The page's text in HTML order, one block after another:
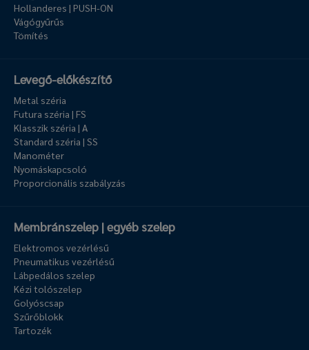
Hollanderes | PUSH-ON
Vágógyűrűs
Tömítés
Levegő-előkészítő
Metal széria
Futura széria | FS
Klasszik széria | A
Standard széria | SS
Manométer
Nyomáskapcsoló
Proporcionális szabályzás
Membránszelep | egyéb szelep
Elektromos vezérlésű
Pneumatikus vezérlésű
Lábpedálos szelep
Kézi tolószelep
Golyóscsap
Szűrőblokk
Tartozék